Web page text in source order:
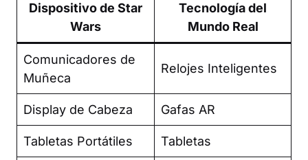
Dispositivo de Star
Wars
Tecnología del
Mundo Real
Comunicadores de
Muñeca
Relojes Inteligentes
Display de Cabeza Gafas AR
Tabletas Portátiles Tabletas